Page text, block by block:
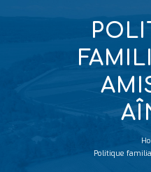
Politique